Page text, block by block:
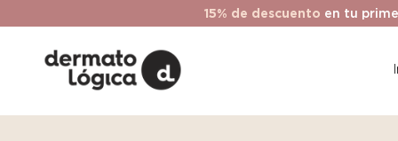
15% de descuento en tu